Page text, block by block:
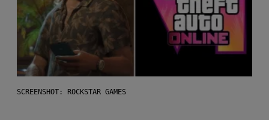
SCREENSHOT: ROCKSTAR GAMES